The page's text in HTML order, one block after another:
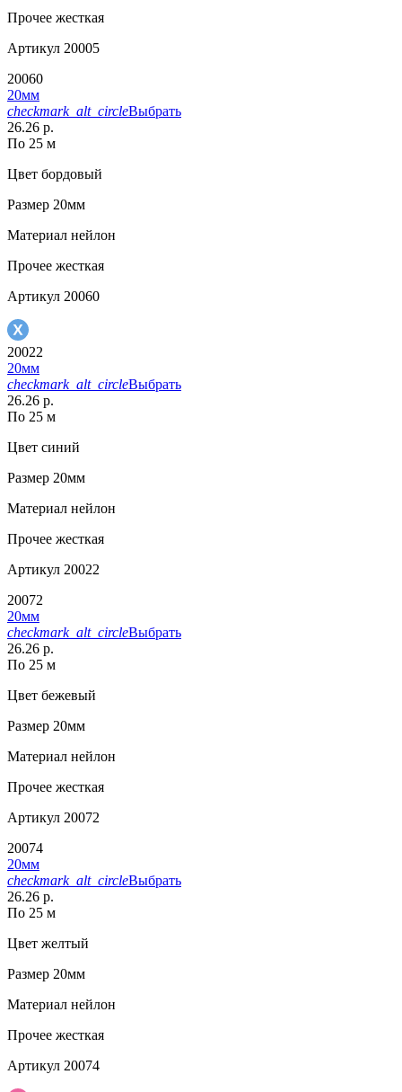
Прочее жесткая
Артикул 20005
20060
20мм
checkmark_alt_circleВыбрать
26.26 р.
По 25 м
Цвет бордовый
Размер 20мм
Материал нейлон
Прочее жесткая
Артикул 20060
20022
20мм
checkmark_alt_circleВыбрать
26.26 р.
По 25 м
Цвет синий
Размер 20мм
Материал нейлон
Прочее жесткая
Артикул 20022
20072
20мм
checkmark_alt_circleВыбрать
26.26 р.
По 25 м
Цвет бежевый
Размер 20мм
Материал нейлон
Прочее жесткая
Артикул 20072
20074
20мм
checkmark_alt_circleВыбрать
26.26 р.
По 25 м
Цвет желтый
Размер 20мм
Материал нейлон
Прочее жесткая
Артикул 20074